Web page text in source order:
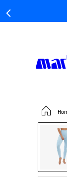
tenis mujer
tenis hombre